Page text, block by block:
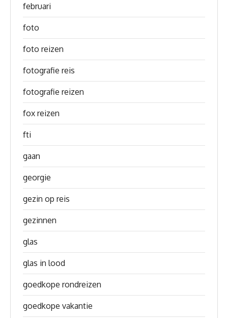
februari
foto
foto reizen
fotografie reis
fotografie reizen
fox reizen
fti
gaan
georgie
gezin op reis
gezinnen
glas
glas in lood
goedkope rondreizen
goedkope vakantie